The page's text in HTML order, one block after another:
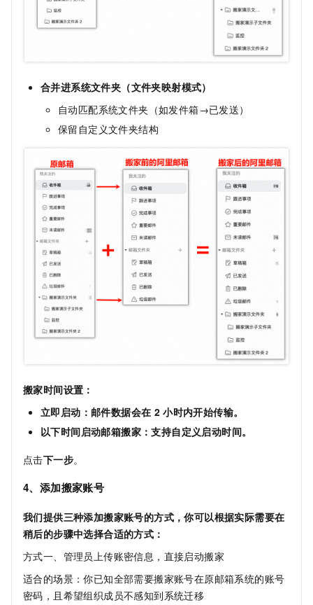
合并进系统文件夹（文件夹映射模式）
自动匹配系统文件夹（如发件箱→已发送）
保留自定义文件夹结构
搬家时间设置：
立即启动：邮件数据会在 2 小时内开始传输。
以下时间启动邮箱搬家：支持自定义启动时间。
点击下一步。
4、添加搬家账号
我们提供三种添加搬家账号的方式，你可以根据实际需要在
稍后的步骤中选择合适的方式：
方式一、管理员上传账密信息，直接启动搬家
适合的场景：你已知全部需要搬家账号在原邮箱系统的账号
密码，且希望组织成员不感知到系统迁移